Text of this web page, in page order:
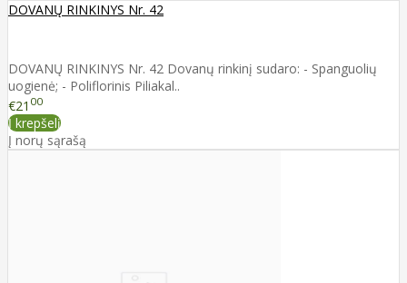
DOVANŲ RINKINYS Nr. 42
DOVANŲ RINKINYS Nr. 42 Dovanų rinkinį sudaro: - Spanguolių
uogienė; - Poliflorinis Piliakal..
€21 00
Į krepšelį
Į norų sąrašą